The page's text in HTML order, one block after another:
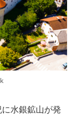
水銀鉱山が発